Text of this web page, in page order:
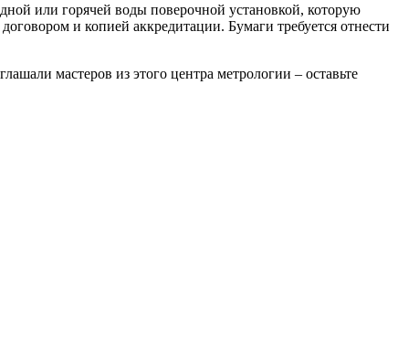
или горячей воды поверочной установкой, которую
и копией аккредитации. Бумаги требуется отнести
мастеров из этого центра метрологии – оставьте